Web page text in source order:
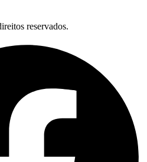
reservados.